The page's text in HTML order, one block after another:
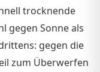
trocknende
gegen Sonne als
gegen die
zum Überwerfen